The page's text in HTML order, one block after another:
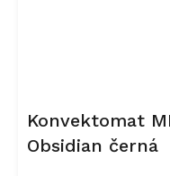
Konvektomat
Obsidian černá